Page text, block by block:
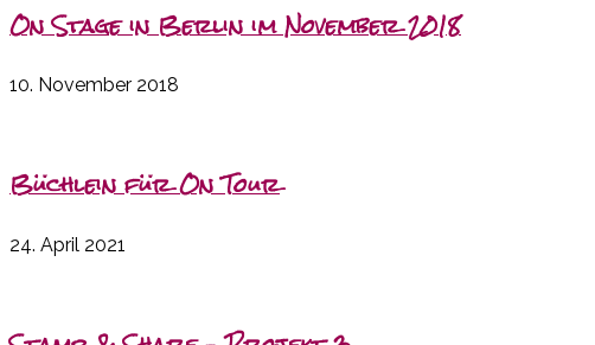
On Stage in Berlin im November 2018
10. November 2018
Büchlein für On Tour
24. April 2021